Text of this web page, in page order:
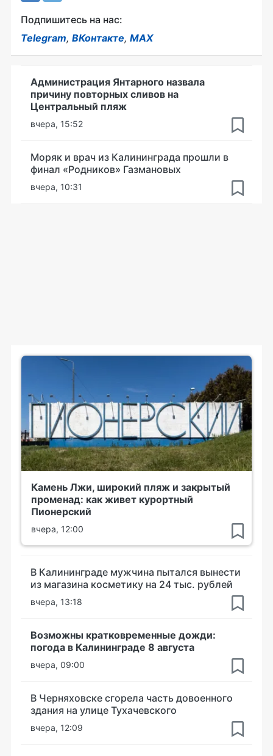
Подпишитесь на нас:
Telegram, ВКонтакте, MAX
Администрация Янтарного назвала
причину повторных сливов на
Центральный пляж
вчера, 15:52
Моряк и врач из Калининграда прошли в
финал «Родников» Газмановых
вчера, 10:31
Камень Лжи, широкий пляж и закрытый
променад: как живет курортный
Пионерский
вчера, 12:00
В Калининграде мужчина пытался вынести
из магазина косметику на 24 тыс. рублей
вчера, 13:18
Возможны кратковременные дожди:
погода в Калининграде 8 августа
вчера, 09:00
В Черняховске сгорела часть довоенного
здания на улице Тухачевского
вчера, 12:09